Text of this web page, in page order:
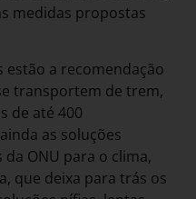
medidas propostas
estão a recomendação
transportem de trem,
de até 400
as soluções
ONU para o clima,
que deixa para trás os